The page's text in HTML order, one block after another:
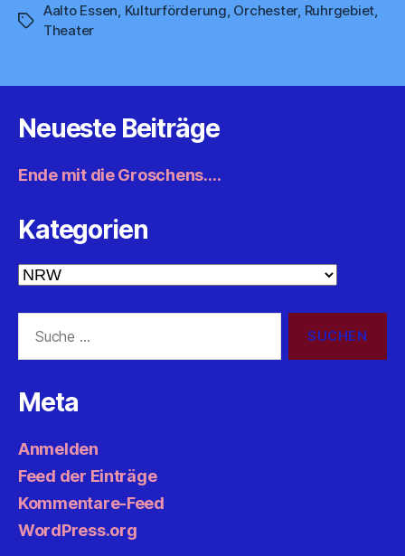
Schlagwörter
Aalto Essen Kulturförderung Orchester, Ruhrgebiet
Theater
Neueste Beiträge
Ende mit die Groschens….
Kategorien
Kategorien
nach:
Meta
Anmelden
Feed der Einträge
Kommentare-Feed
WordPress.org